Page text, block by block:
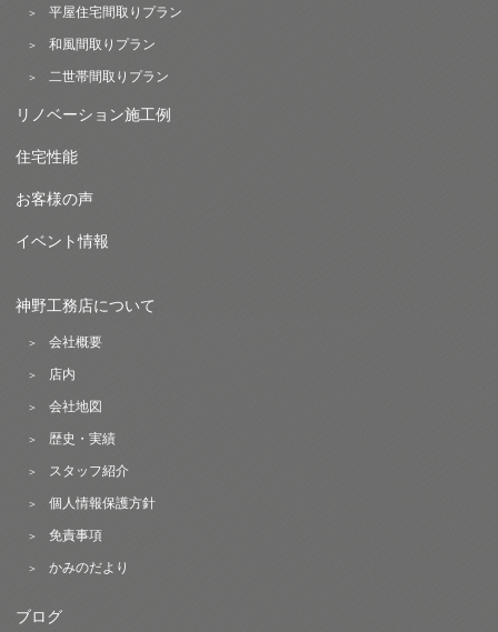
平屋住宅間取りプラン
和風間取りプラン
二世帯間取りプラン
リノベーション施工例
住宅性能
お客様の声
イベント情報
神野工務店について
会社概要
店内
会社地図
歴史・実績
スタッフ紹介
個人情報保護方針
免責事項
かみのだより
ブログ